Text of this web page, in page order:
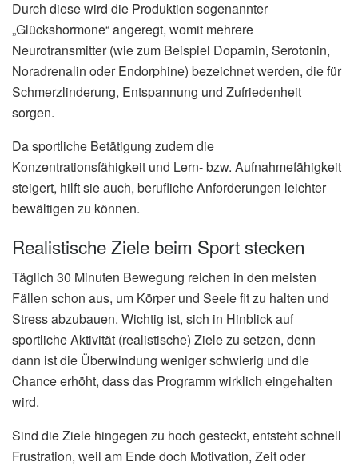
Durch diese wird die Produktion sogenannter
„Glückshormone“ angeregt, womit mehrere
Neurotransmitter (wie zum Beispiel Dopamin, Serotonin,
Noradrenalin oder Endorphine) bezeichnet werden, die für
Schmerzlinderung, Entspannung und Zufriedenheit
sorgen.
Da sportliche Betätigung zudem die
Konzentrationsfähigkeit und Lern- bzw. Aufnahmefähigkeit
steigert, hilft sie auch, berufliche Anforderungen leichter
bewältigen zu können.
Realistische Ziele beim Sport stecken
Täglich 30 Minuten Bewegung reichen in den meisten
Fällen schon aus, um Körper und Seele fit zu halten und
Stress abzubauen. Wichtig ist, sich in Hinblick auf
sportliche Aktivität (realistische) Ziele zu setzen, denn
dann ist die Überwindung weniger schwierig und die
Chance erhöht, dass das Programm wirklich eingehalten
wird.
Sind die Ziele hingegen zu hoch gesteckt, entsteht schnell
Frustration, weil am Ende doch Motivation, Zeit oder